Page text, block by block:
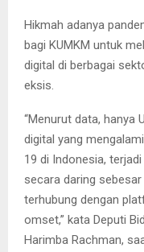
Hikmah adanya
bagi KUMKM untuk
digital di berbagai
eksis.
“Menurut data, hanya
digital yang
19 di Indonesia,
secara daring
terhubung dengan
omset,” kata Deputi
Harimba Rachman,